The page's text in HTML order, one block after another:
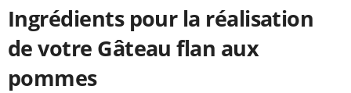
Ingrédients pour la réalisation
de votre Gâteau flan aux
pommes